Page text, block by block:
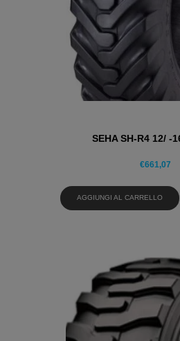
SEHA SH-R4 12/ -
€661,07
AGGIUNGI AL CARRELLO